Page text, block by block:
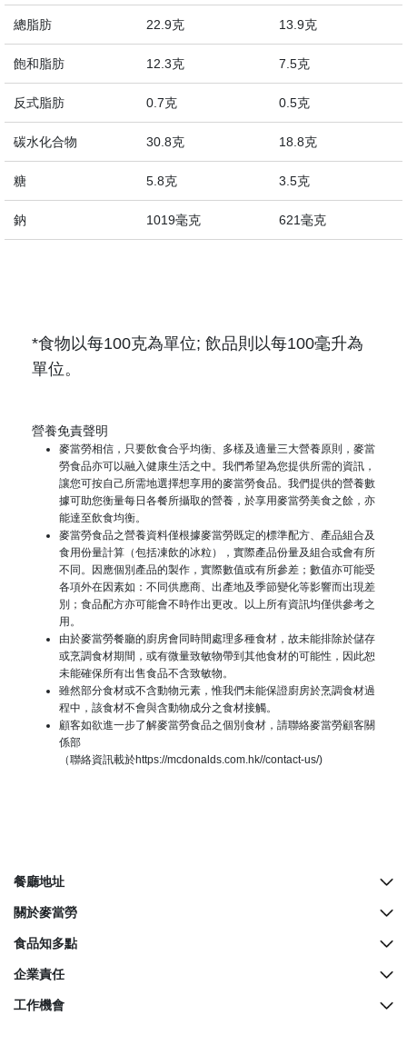
總脂肪 22.9克 13.9克
飽和脂肪 12.3克 7.5克
反式脂肪 0.7克 0.5克
碳水化合物 30.8克 18.8克
糖 5.8克 3.5克
鈉 1019毫克 621毫克
*食物以每100克為單位; 飲品則以每100毫升為
單位。
營養免責聲明
麥當勞相信，只要飲食合乎均衡、多樣及適量三大營養原則，麥當
勞食品亦可以融入健康生活之中。我們希望為您提供所需的資訊，
讓您可按自己所需地選擇想享用的麥當勞食品。我們提供的營養數
據可助您衡量每日各餐所攝取的營養，於享用麥當勞美食之餘，亦
能達至飲食均衡。
麥當勞食品之營養資料僅根據麥當勞既定的標準配方、產品組合及
食用份量計算（包括凍飲的冰粒），實際產品份量及組合或會有所
不同。因應個別產品的製作，實際數值或有所參差；數值亦可能受
各項外在因素如：不同供應商、出產地及季節變化等影響而出現差
別；食品配方亦可能會不時作出更改。以上所有資訊均僅供參考之
用。
由於麥當勞餐廳的廚房會同時間處理多種食材，故未能排除於儲存
或烹調食材期間，或有微量致敏物帶到其他食材的可能性，因此恕
未能確保所有出售食品不含致敏物。
雖然部分食材或不含動物元素，惟我們未能保證廚房於烹調食材過
程中，該食材不會與含動物成分之食材接觸。
顧客如欲進一步了解麥當勞食品之個別食材，請聯絡麥當勞顧客關
係部
（聯絡資訊載於https://mcdonalds.com.hk//contact-us/)
餐廳地址
所有餐廳地址
McCafé櫃檯地址
關於麥當勞
歷史
餐廳設計
麥當勞親子會
食品知多點
營養資料
麥當勞奇趣百科
企業責任
綠色營運
工作機會